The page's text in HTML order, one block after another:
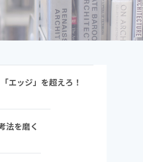
エッジ」を超えろ！
法を磨く